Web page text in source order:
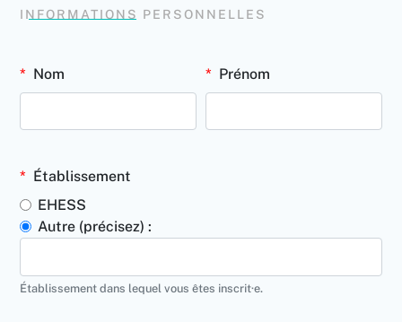
INFORMATIONS PERSONNELLES
Nom Prénom
Établissement
EHESS
Autre (précisez) :
Établissement dans lequel vous êtes inscrit·e.